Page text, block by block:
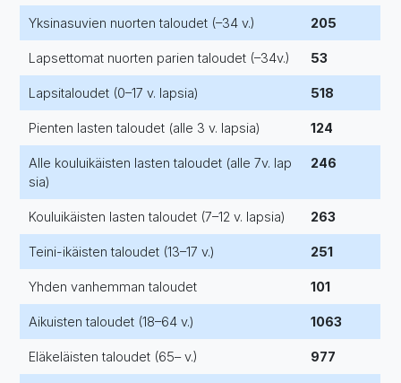
Yksinasuvien nuorten taloudet (–34 v.) 205
Lapsettomat nuorten parien taloudet (–34v.) 53
Lapsitaloudet (0–17 v. lapsia) 518
Pienten lasten taloudet (alle 3 v. lapsia) 124
Alle kouluikäisten lasten taloudet (alle 7v. lap
sia)
246
Kouluikäisten lasten taloudet (7–12 v. lapsia) 263
Teini-ikäisten taloudet (13–17 v.) 251
Yhden vanhemman taloudet 101
Aikuisten taloudet (18–64 v.) 1063
Eläkeläisten taloudet (65– v.) 977